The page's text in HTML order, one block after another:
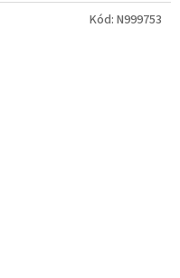
Kód: N999753